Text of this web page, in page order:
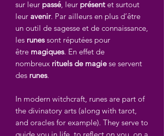
sur leur passé, leur présentet surtout
leur avenir. Par ailleurs en plus d’être
un outil de sagesse et de connaissance,
les runessont réputées pour
être magiques. En effet de
nombreux rituels de magiese servent
des runes.
In modern witchcraft, runes are part of
the divinatory arts (along with tarot,
and oracles for example). They serve to